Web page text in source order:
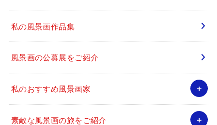
私の風景画作品集
風景画の公募展をご紹介
私のおすすめ風景画家
素敵な風景画の旅をご紹介